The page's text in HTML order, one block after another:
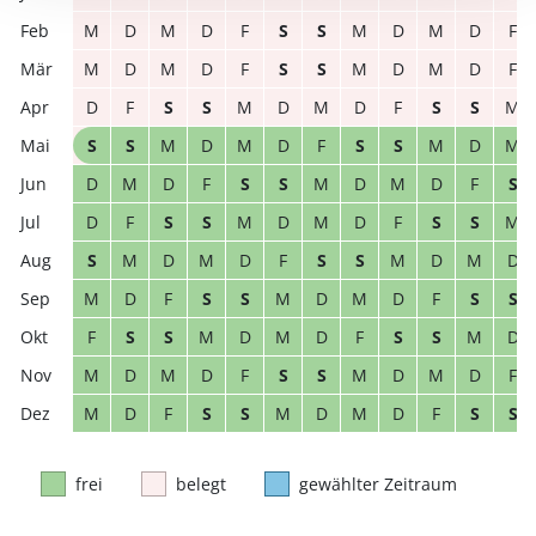
M
D M D F S S M D M D
F
M
D M D F S S M D M D
F
D
F S S M D M D F S S
M
S
S M D M D F S S M D
M
D
M D F S S M D M D F
S
D
F S S M D M D F S S
M
S
M D M D F S S M D M
D
M
D F S S M D M D F S
S
F
S S M D M D F S S M
D
M
D M D F S S M D M D
F
M
D F S S M D M D F S S
frei belegt gewählter Zeitraum